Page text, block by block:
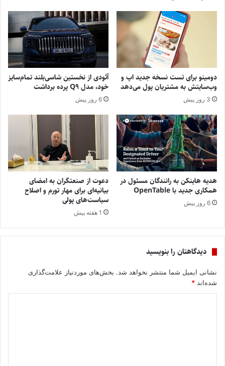
دومینو برای تست نسخه جدید اپ و
وب‌سایتش به مشتریان پول می‌دهد
3 روز پیش
آئودی از نخستین شاسی‌بلند تمام‌سایز
خود، مدل Q9 پرده برداشت
6 روز پیش
هدیه هاینکن به رانندگان مسئول در
همکاری جدید با OpenTable
6 روز پیش
دعوت از صنعتگران به امضای
بیانیه‌ای برای مهار تورم و اصلاح
سیاست‌های پولی
1 هفته پیش
دیدگاهتان را بنویسید
نشانی ایمیل شما منتشر نخواهد شد. بخش‌های موردنیاز علامت‌گذاری
شده‌اند *